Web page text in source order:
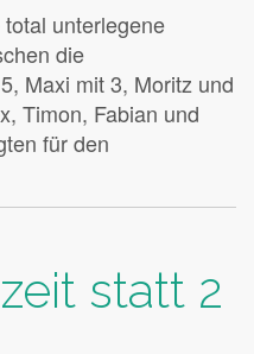
unterlegene
die
Maxi mit 3, Moritz und
Timon, Fabian und
für den
statt 2